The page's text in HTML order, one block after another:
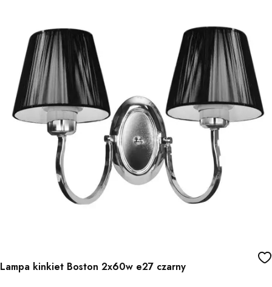
Lampa kinkiet Boston 2x60w e27 czarny